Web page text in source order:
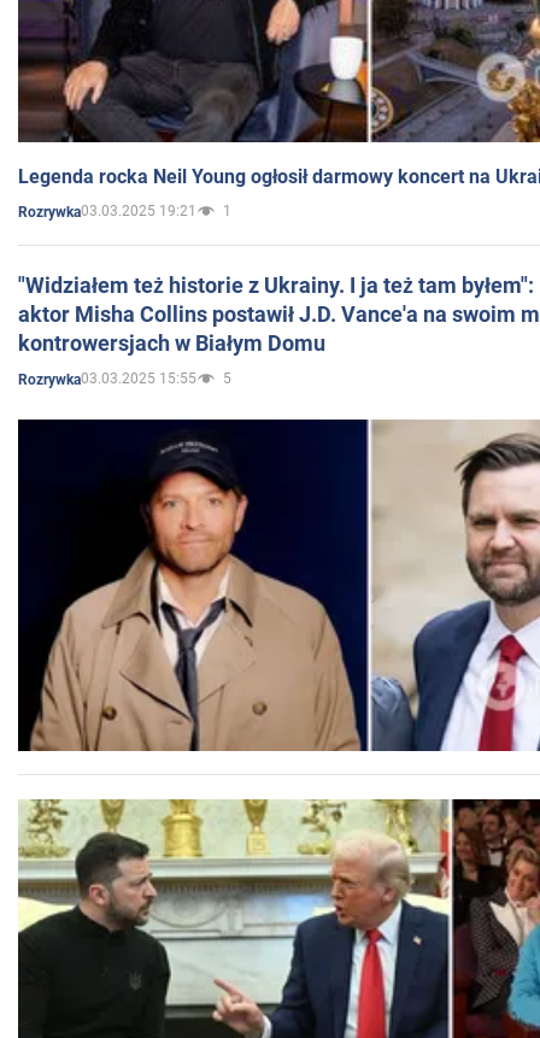
Legenda rocka Neil Young ogłosił darmowy koncert na
Rozrywka03.03.2025 19:21 1
"Widziałem też historie z Ukrainy. I ja też tam
aktor Misha Collins postawił J.D. Vance'a na swoim
kontrowersjach w Białym Domu
Rozrywka03.03.2025 15:55 5